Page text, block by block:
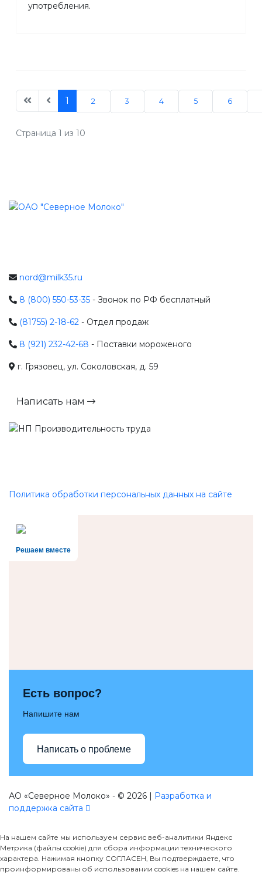
употребления.
1 2 3 4 5 6
Страница 1 из 10
nord@milk35.ru
8 (800) 550-53-35 - Звонок по РФ бесплатный
(81755) 2-18-62 - Отдел продаж
8 (921) 232-42-68 - Поставки мороженого
г. Грязовец, ул. Соколовская, д. 59
Написать нам
Политика обработки персональных данных на сайте
Решаем вместе
Есть вопрос?
Напишите нам
Написать о проблеме
АО «Северное Молоко» - © 2026 | Разработка и
поддержка сайта
На нашем сайте мы используем сервис веб-аналитики Яндекс
Метрика (файлы cookie) для сбора информации технического
характера. Нажимая кнопку СОГЛАСЕН, Вы подтверждаете, что
проинформированы об использовании cookies на нашем сайте.